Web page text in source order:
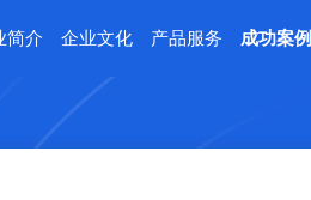
简介 企业文化 产品服务 成功案例